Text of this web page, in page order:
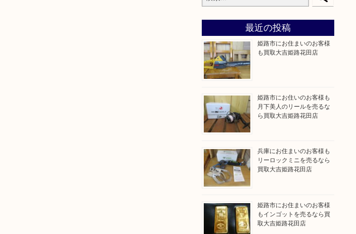
最近の投稿
姫路市にお住まいのお客様
も買取大吉姫路花田店
姫路市にお住いのお客様も
月下美人のリールを売るな
ら買取大吉姫路花田店
兵庫にお住まいのお客様も
リーロックミニを売るなら
買取大吉姫路花田店
姫路市にお住まいのお客様
もインゴットを売るなら買
取大吉姫路花田店